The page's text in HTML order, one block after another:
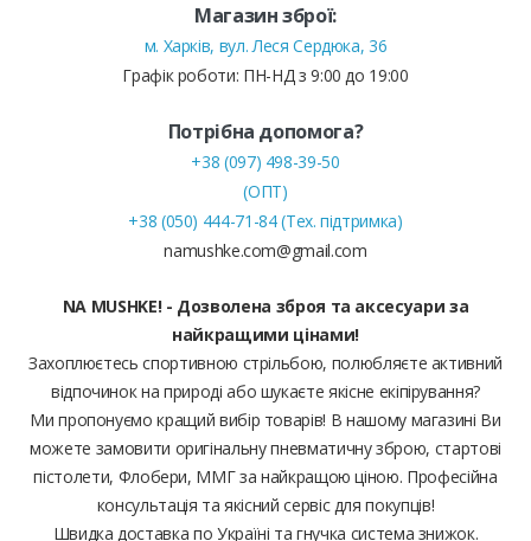
Магазин зброї:
м. Харків, вул. Леся Сердюка, 36
Графік роботи: ПН-НД з 9:00 до 19:00
Потрібна допомога?
+38 (097) 498-39-50
(ОПТ)
+38 (050) 444-71-84 (Тех. підтримка)
namushke.com@gmail.com
NA MUSHKE! - Дозволена зброя та аксесуари за
найкращими цінами!
Захоплюєтесь спортивною стрільбою, полюбляєте активний
відпочинок на природі або шукаєте якісне екіпірування?
Ми пропонуємо кращий вибір товарів! В нашому магазині Ви
можете замовити оригінальну пневматичну зброю, стартові
пістолети, Флобери, ММГ за найкращою ціною. Професійна
консультація та якісний сервіс для покупців!
Швидка доставка по Україні та гнучка система знижок.